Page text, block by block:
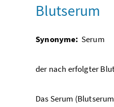
Blutserum
Synonyme: Serum
der nach erfolgter
Das Serum